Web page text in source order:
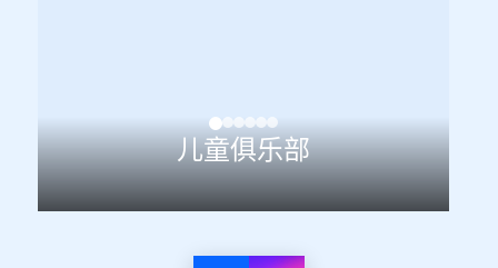
儿童俱乐部